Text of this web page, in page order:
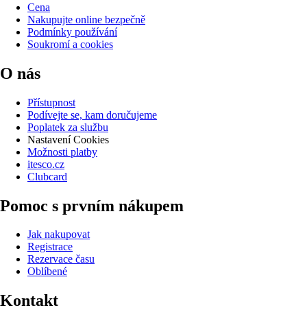
Cena
Nakupujte online bezpečně
Podmínky používání
Soukromí a cookies
O nás
Přístupnost
Podívejte se, kam doručujeme
Poplatek za službu
Nastavení Cookies
Možnosti platby
itesco.cz
Clubcard
Pomoc s prvním nákupem
Jak nakupovat
Registrace
Rezervace času
Oblíbené
Kontakt